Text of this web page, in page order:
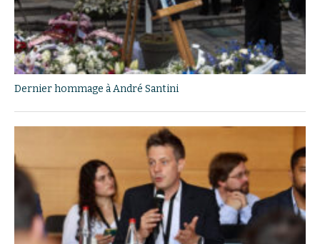
Dernier hommage à André Santini